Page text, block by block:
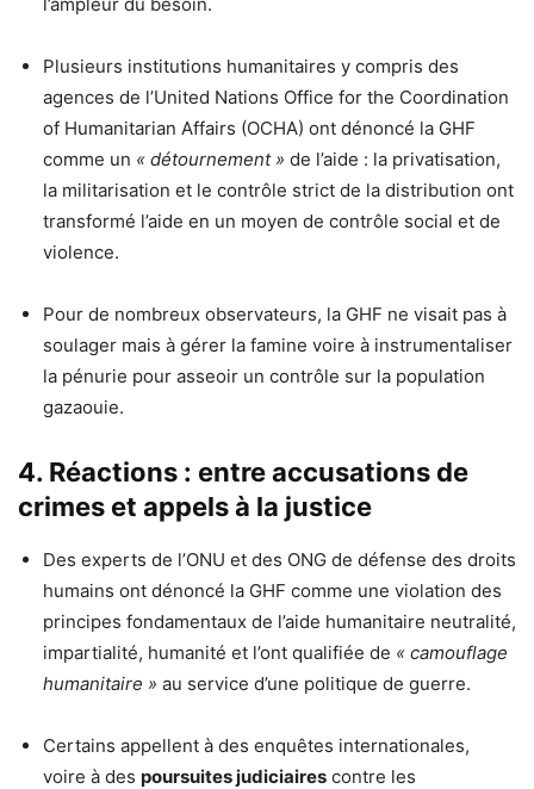
Plusieurs institutions humanitaires y compris des
agences de l’United Nations Office for the Coordination
of Humanitarian Affairs (OCHA) ont dénoncé la GHF
comme un « détournement » de l’aide : la privatisation,
la militarisation et le contrôle strict de la distribution ont
transformé l’aide en un moyen de contrôle social et de
violence.
Pour de nombreux observateurs, la GHF ne visait pas à
soulager mais à gérer la famine voire à instrumentaliser
la pénurie pour asseoir un contrôle sur la population
gazaouie.
4. Réactions : entre accusations de
crimes et appels à la justice
Des experts de l’ONU et des ONG de défense des droits
humains ont dénoncé la GHF comme une violation des
principes fondamentaux de l’aide humanitaire neutralité,
impartialité, humanité et l’ont qualifiée de « camouflage
humanitaire » au service d’une politique de guerre.
Certains appellent à des enquêtes internationales,
voire à des poursuites judiciaires contre les